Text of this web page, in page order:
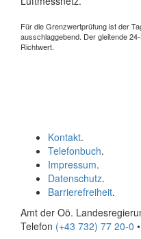
Für die Grenzwertprüfung ist der
ausschlaggebend. Der gleitende
Richtwert.
Kontakt.
Telefonbuch.
Impressum.
Datenschutz.
Barrierefreiheit.
Amt der Oö.
Telefon (+43 732) 77 20-0